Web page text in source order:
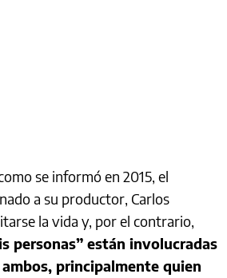
se informó en 2015, el
a su productor, Carlos
la vida y, por el contrario,
personas” están involucradas
principalmente quien